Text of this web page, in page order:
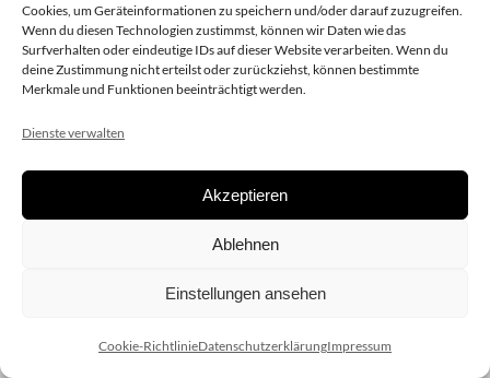
Cookies, um Geräteinformationen zu speichern und/oder darauf zuzugreifen.
Wenn du diesen Technologien zustimmst, können wir Daten wie das
Surfverhalten oder eindeutige IDs auf dieser Website verarbeiten. Wenn du
deine Zustimmung nicht erteilst oder zurückziehst, können bestimmte
Merkmale und Funktionen beeinträchtigt werden.
Dienste verwalten
Akzeptieren
Ablehnen
Einstellungen ansehen
Cookie-RichtlinieDatenschutzerklärungImpressum
Copyright 2020 dieSCHAUsteller.at |Datenschützerklärung|
| Design:www.ARGEntur.at